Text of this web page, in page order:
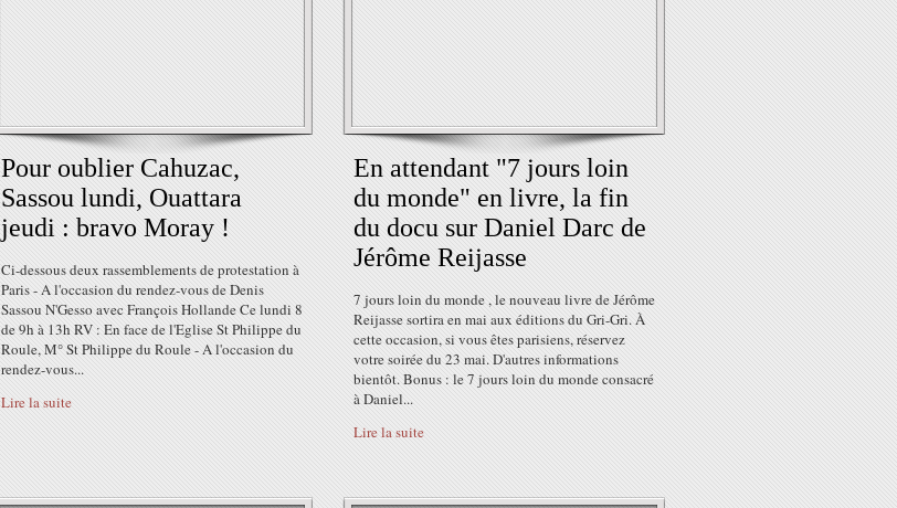
Pour oublier Cahuzac,
Sassou lundi, Ouattara
jeudi : bravo Moray !
Ci-dessous deux rassemblements de protestation à
Paris - A l'occasion du rendez-vous de Denis
Sassou N'Gesso avec François Hollande Ce lundi 8
de 9h à 13h RV : En face de l'Eglise St Philippe du
Roule, M° St Philippe du Roule - A l'occasion du
rendez-vous...
Lire la suite
En attendant "7 jours loin
du monde" en livre, la fin
du docu sur Daniel Darc de
Jérôme Reijasse
7 jours loin du monde , le nouveau livre de Jérôme
Reijasse sortira en mai aux éditions du Gri-Gri. À
cette occasion, si vous êtes parisiens, réservez
votre soirée du 23 mai. D'autres informations
bientôt. Bonus : le 7 jours loin du monde consacré
à Daniel...
Lire la suite